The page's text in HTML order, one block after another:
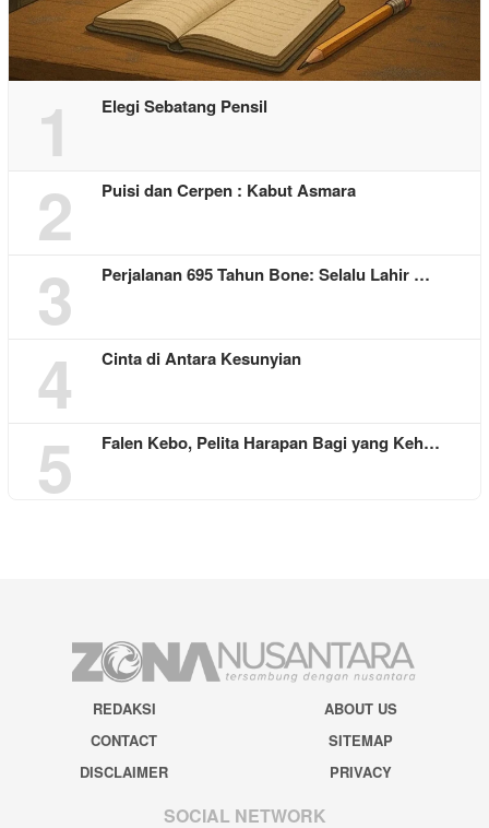
1 Elegi Sebatang Pensil
2 Puisi dan Cerpen : Kabut Asmara
3 Perjalanan 695 Tahun Bone: Selalu Lahir …
4 Cinta di Antara Kesunyian
5 Falen Kebo, Pelita Harapan Bagi yang Keh…
REDAKSI
ABOUT US
CONTACT
SITEMAP
DISCLAIMER
PRIVACY
SOCIAL NETWORK